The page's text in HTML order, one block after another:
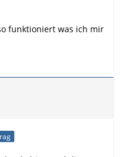
funktioniert was ich mir